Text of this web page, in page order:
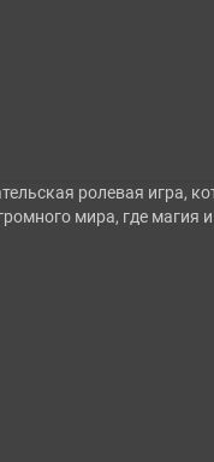
ролевая игра,
мира, где